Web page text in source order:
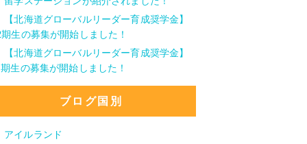
【北海道グローバルリーダー育成奨学金】
生の募集が開始しました！
【北海道グローバルリーダー育成奨学金】
生の募集が開始しました！
ブログ国別
アイルランド